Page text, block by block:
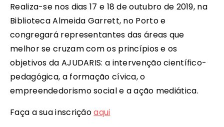
Realiza-se nos dias 17 e 18 de outubro de 2019, na
Biblioteca Almeida Garrett, no Porto e
congregará representantes das áreas que
melhor se cruzam com os princípios e os
objetivos da AJUDARIS: a intervenção científico-
pedagógica, a formação cívica, o
empreendedorismo social e a ação mediática.
Faça a sua inscriçãoaqui